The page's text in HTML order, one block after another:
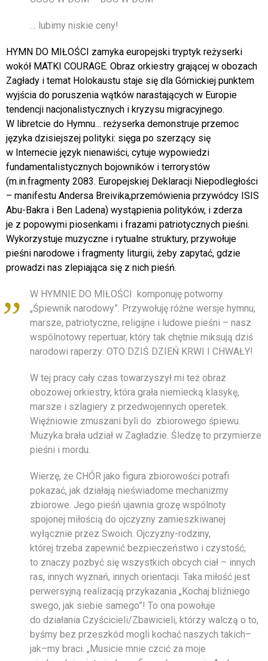
28 pt
30 niedz
31
… lubimy niskie ceny!
HYMN DO MIŁOŚCI zamyka europejski tryptyk reżyserki
wokół MATKI COURAGE. Obraz orkiestry grającej w obozach
Zagłady i temat Holokaustu staje się dla Górnickiej punktem
wyjścia do poruszenia wątków narastających w Europie
tendencji nacjonalistycznych i kryzysu migracyjnego.
W libretcie do Hymnu… reżyserka demonstruje przemoc
języka dzisiejszej polityki: sięga po szerzący się
w Internecie język nienawiści, cytuje wypowiedzi
fundamentalistycznych bojowników i terrorystów
(m.in.fragmenty 2083. Europejskiej Deklaracji Niepodległości
– manifestu Andersa Breivika,przemówienia przywódcy ISIS
Abu-Bakra i Ben Ladena) wystąpienia polityków, i zderza
je z popowymi piosenkami i frazami patriotycznych pieśni.
Wykorzystuje muzyczne i rytualne struktury, przywołuje
pieśni narodowe i fragmenty liturgii, żeby zapytać, gdzie
prowadzi nas zlepiająca się z nich pieśń.
W HYMNIE DO MIŁOŚCI komponuję potworny
„Śpiewnik narodowy”. Przywołuję różne wersje hymnu,
marsze, patriotyczne, religijne i ludowe pieśni – nasz
wspólnotowy repertuar, który tak chętnie miksują dziś
narodowi raperzy: OTO DZIŚ DZIEŃ KRWI I CHWAŁY!
W tej pracy cały czas towarzyszył mi też obraz
obozowej orkiestry, która grała niemiecką klasykę,
marsze i szlagiery z przedwojennych operetek.
Więźniowie zmuszani byli do zbiorowego śpiewu.
Muzyka brała udział w Zagładzie. Śledzę to przymierze
pieśni i mordu.
Wierzę, że CHÓR jako figura zbiorowości potrafi
pokazać, jak działają nieświadome mechanizmy
zbiorowe. Jego pieśń ujawnia grozę wspólnoty
spojonej miłością do ojczyzny zamieszkiwanej
wyłącznie przez Swoich. Ojczyzny-rodziny,
której trzeba zapewnić bezpieczeństwo i czystość,
to znaczy pozbyć się wszystkich obcych ciał – innych
ras, innych wyznań, innych orientacji. Taka miłość jest
perwersyjną realizacją przykazania „Kochaj bliźniego
swego, jak siebie samego”! To ona powołuje
do działania Czyścicieli/Zbawicieli, którzy walczą o to,
byśmy bez przeszkód mogli kochać naszych takich–
jak–my braci. „Musicie mnie czcić za moje